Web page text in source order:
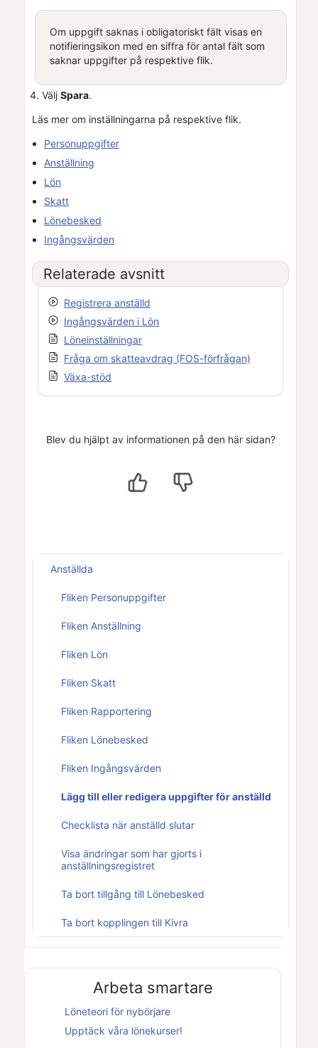
Om uppgift saknas i obligatoriskt fält visas en
notifieringsikon med en siffra för antal fält som
saknar uppgifter på respektive flik.
Välj Spara.
Läs mer om inställningarna på respektive flik.
Personuppgifter
Anställning
Lön
Skatt
Lönebesked
Ingångsvärden
Relaterade avsnitt
Registrera anställd
Ingångsvärden i Lön
Löneinställningar
Fråga om skatteavdrag (FOS-förfrågan)
Växa-stöd
Blev du hjälpt av informationen på den här sidan?
Anställda
Fliken Personuppgifter
Fliken Anställning
Fliken Lön
Fliken Skatt
Fliken Rapportering
Fliken Lönebesked
Fliken Ingångsvärden
Lägg till eller redigera uppgifter för anställd
Checklista när anställd slutar
Visa ändringar som har gjorts i
anställningsregistret
Ta bort tillgång till Lönebesked
Ta bort kopplingen till Kivra
Arbeta smartare
Löneteori för nybörjare
Upptäck våra lönekurser!